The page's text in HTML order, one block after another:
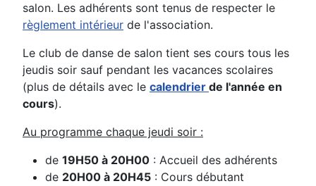
salon. Les adhérents sont tenus de respecter le
règlement intérieur de l'association.
Le club de danse de salon tient ses cours tous les
jeudis soir sauf pendant les vacances scolaires
(plus de détails avec le calendrier de l'année en
cours).
Au programme chaque jeudi soir :
de 19H50 à 20H00 : Accueil des adhérents
de 20H00 à 20H45 : Cours débutant